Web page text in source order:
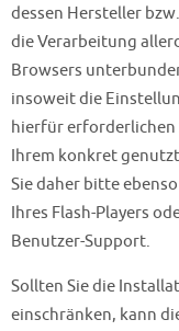
dessen Hersteller
die Verarbeitung
Browsers
insoweit die
hierfür erforderlichen
Ihrem konkret
Sie daher bitte
Ihres Flash-Players
Benutzer-Support.
Sollten Sie die
einschränken, kann